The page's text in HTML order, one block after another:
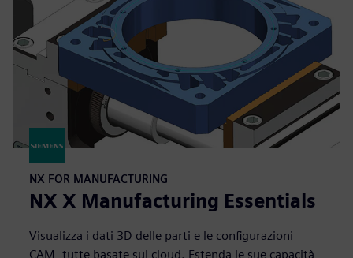
NX FOR MANUFACTURING
NX X Manufacturing Essentials
Visualizza i dati 3D delle parti e le configurazioni
CAM, tutte basate sul cloud. Estenda le sue capacità